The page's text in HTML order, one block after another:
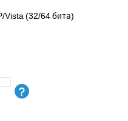
Vista (32/64 бита)